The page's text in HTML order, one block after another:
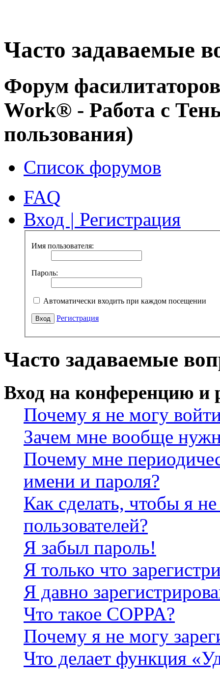
Часто задаваемые
Форум
Work® - Работа с
пользования)
Список форумов
FAQ
Вход | Регистрация
Имя пользователя:
Пароль:
Автоматически входить при каждом посещении
Регистрация
Часто задаваемые
Вход на конференцию и
Почему я не могу
Зачем мне вообще
Почему мне
имени и пароля?
Как сделать, чтобы я
пользователей?
Я забыл пароль!
Я только что
Я давно
Что такое COPPA?
Почему я не могу
Что делает функция